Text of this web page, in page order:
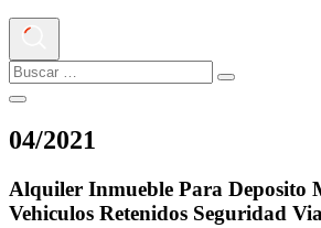
04/2021
Alquiler Inmueble Para Deposito
Vehiculos Retenidos Seguridad